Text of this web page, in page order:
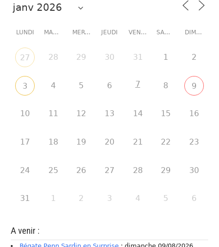
LUNDI MARDI MERCREDI JEUDI VENDREDI SAMEDI DIMANCHE
27 28 29 30 31 1 2
3 4 5 6 7 8 9
10 11 12 13 14 15 16
17 18 19 20 21 22 23
24 25 26 27 28 29 30
31 1 2 3 4 5 6
A venir :